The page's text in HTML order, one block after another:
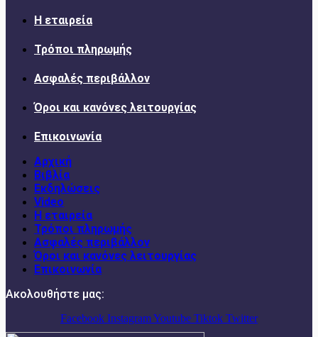
Η εταιρεία
Τρόποι πληρωμής
Ασφαλές περιβάλλον
Όροι και κανόνες λειτουργίας
Επικοινωνία
Αρχική
Βιβλία
Εκδηλώσεις
Video
Η εταιρεία
Τρόποι πληρωμής
Ασφαλές περιβάλλον
Όροι και κανόνες λειτουργίας
Επικοινωνία
Ακολουθήστε μας:
Facebook InstagramYoutube Tiktok Twitter